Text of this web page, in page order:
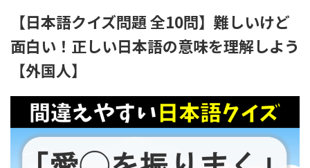
【日本語クイズ問題 全10問】難しいけど
面白い！正しい日本語の意味を理解しよう
【外国人】